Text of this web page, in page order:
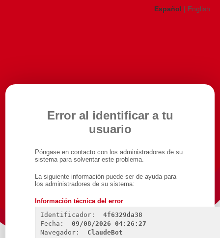
Español | English
Error al identificar a tu
usuario
Póngase en contacto con los administradores de su
sistema para solventar este problema.
La siguiente información puede ser de ayuda para
los administradores de su sistema:
Información técnica del error
Identificador:
4f6329da38
Fecha:
09/08/2026 04:26:27
Navegador:
ClaudeBot